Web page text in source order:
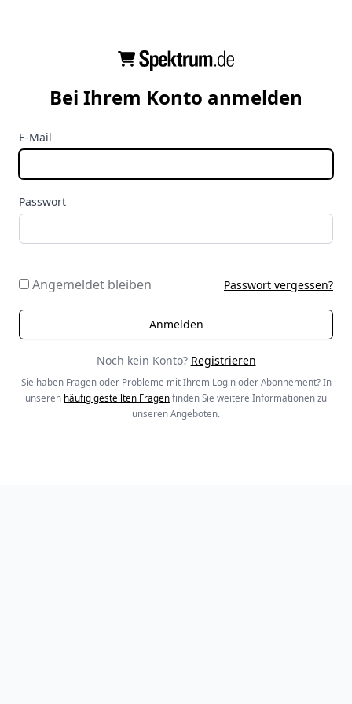
Bei Ihrem Konto anmelden
E-Mail
Passwort
Angemeldet bleiben Passwort vergessen?
Noch kein Konto? Registrieren
Sie haben Fragen oder Probleme mit Ihrem Login oder Abonnement? In
unseren häufig gestellten Fragen finden Sie weitere Informationen zu
unseren Angeboten.